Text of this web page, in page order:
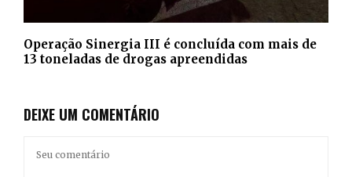
Operação Sinergia III é concluída com mais de
13 toneladas de drogas apreendidas
DEIXE UM COMENTÁRIO